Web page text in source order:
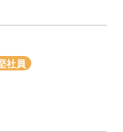
社員